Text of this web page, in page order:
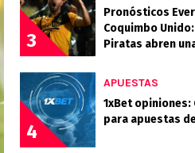
3
Pronósticos
Coquimbo
Piratas abren
4
APUESTAS
1xBet opiniones:
para apuestas